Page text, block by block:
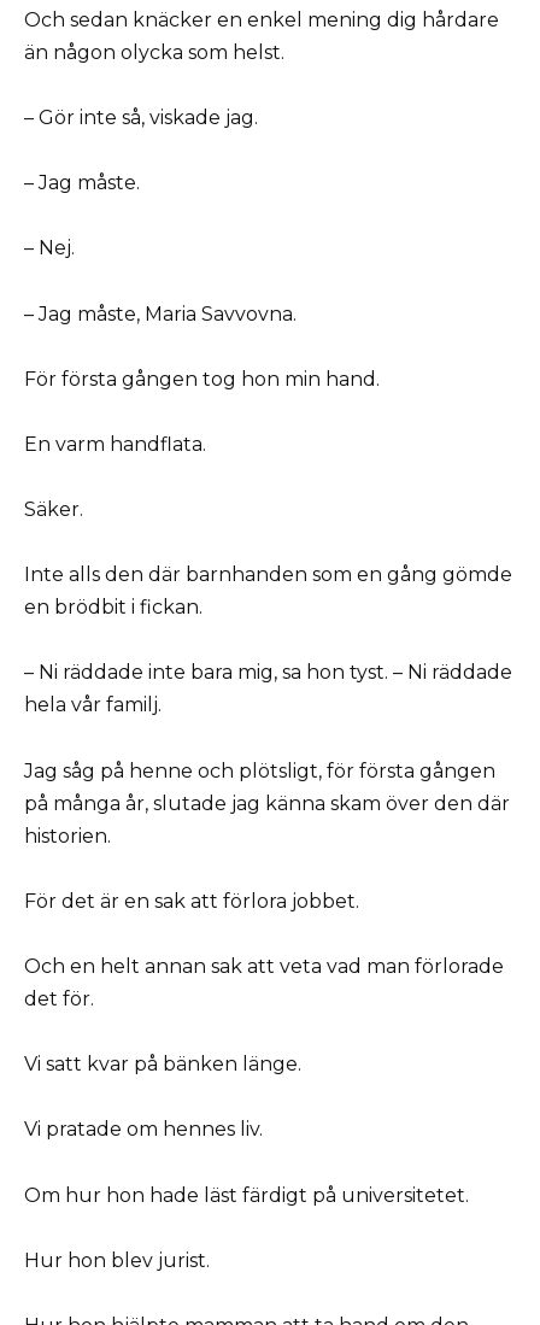
Och sedan knäcker en enkel mening dig hårdare
än någon olycka som helst.
– Gör inte så, viskade jag.
– Jag måste.
– Nej.
– Jag måste, Maria Savvovna.
För första gången tog hon min hand.
En varm handflata.
Säker.
Inte alls den där barnhanden som en gång gömde
en brödbit i fickan.
– Ni räddade inte bara mig, sa hon tyst. – Ni räddade
hela vår familj.
Jag såg på henne och plötsligt, för första gången
på många år, slutade jag känna skam över den där
historien.
För det är en sak att förlora jobbet.
Och en helt annan sak att veta vad man förlorade
det för.
Vi satt kvar på bänken länge.
Vi pratade om hennes liv.
Om hur hon hade läst färdigt på universitetet.
Hur hon blev jurist.